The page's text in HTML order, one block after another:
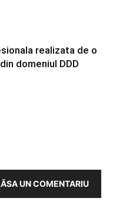
realizata de o
domeniul DDD
UN COMENTARIU